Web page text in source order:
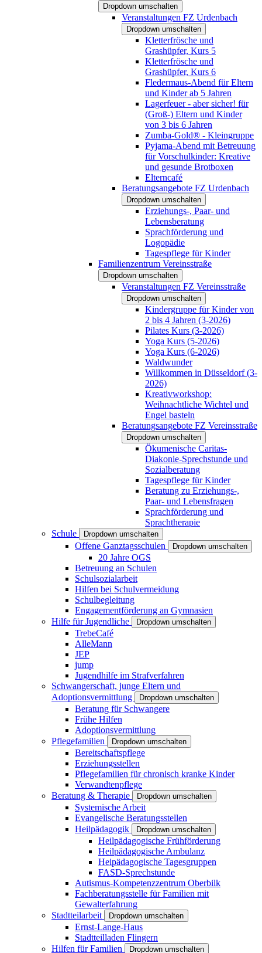
Dropdown umschalten
Veranstaltungen FZ Urdenbach
Dropdown umschalten
Kletterfrösche und
Grashüpfer, Kurs 5
Kletterfrösche und
Grashüpfer, Kurs 6
Fledermaus-Abend für Eltern
und Kinder ab 5 Jahren
Lagerfeuer - aber sicher! für
(Groß-) Eltern und Kinder
von 3 bis 6 Jahren
Zumba-Gold® - Kleingruppe
Pyjama-Abend mit Betreuung
für Vorschulkinder: Kreative
und gesunde Brotboxen
Elterncafé
Beratungsangebote FZ Urdenbach
Dropdown umschalten
Erziehungs-, Paar- und
Lebensberatung
Sprachförderung und
Logopädie
Tagespflege für Kinder
Familienzentrum Vereinsstraße
Dropdown umschalten
Veranstaltungen FZ Vereinsstraße
Dropdown umschalten
Kindergruppe für Kinder von
2 bis 4 Jahren (3-2026)
Pilates Kurs (3-2026)
Yoga Kurs (5-2026)
Yoga Kurs (6-2026)
Waldwunder
Willkommen in Düsseldorf (3-
2026)
Kreativworkshop:
Weihnachtliche Wichtel und
Engel basteln
Beratungsangebote FZ Vereinsstraße
Dropdown umschalten
Ökumenische Caritas-
Diakonie-Sprechstunde und
Sozialberatung
Tagespflege für Kinder
Beratung zu Erziehungs-,
Paar- und Lebensfragen
Sprachförderung und
Sprachtherapie
Schule
Dropdown umschalten
Offene Ganztagsschulen Dropdown umschalten
20 Jahre OGS
Betreuung an Schulen
Schulsozialarbeit
Hilfen bei Schulvermeidung
Schulbegleitung
Engagementförderung an Gymnasien
Hilfe für Jugendliche
Dropdown umschalten
TrebeCafé
AlleMann
JEP
jump
Jugendhilfe im Strafverfahren
Schwangerschaft, junge Eltern und
Adoptionsvermittlung
Dropdown umschalten
Beratung für Schwangere
Frühe Hilfen
Adoptionsvermittlung
Pflegefamilien
Dropdown umschalten
Bereitschaftspflege
Erziehungsstellen
Pflegefamilien für chronisch kranke Kinder
Verwandtenpflege
Beratung & Therapie
Dropdown umschalten
Systemische Arbeit
Evangelische Beratungsstellen
Heilpädagogik
Dropdown umschalten
Heilpädagogische Frühförderung
Heilpädagogische Ambulanz
Heipädagogische Tagesgruppen
FASD-Sprechstunde
Autismus-Kompetenzzentrum Oberbilk
Fachberatungsstelle für Familien mit
Gewalterfahrung
Stadtteilarbeit
Dropdown umschalten
Ernst-Lange-Haus
Stadtteilladen Flingern
Hilfen für Familien
Dropdown umschalten